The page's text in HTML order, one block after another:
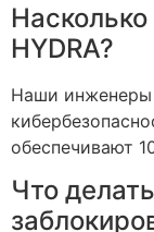
HYDRA?
Наши инженеры
обеспечивают
Что